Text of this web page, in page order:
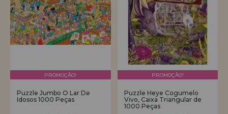
PROMOÇÃO!
Puzzle Jumbo O Lar De
Idosos 1000 Peças
PROMOÇÃO!
Puzzle Heye Cogumelo
Vivo, Caixa Triangular de
1000 Peças